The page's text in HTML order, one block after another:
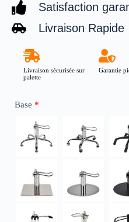
Satisfaction
Livraison Rapide
Livraison sécurisée sur
palette
Garantie
Base *